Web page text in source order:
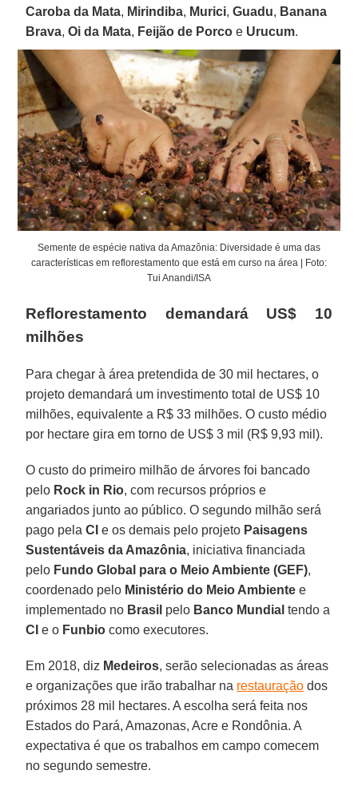
Caroba da Mata, Mirindiba, Murici,Guadu, Banana
Brava,Oi da Mata, Feijão de Porco e Urucum.
Semente de espécie nativa da Amazônia: Diversidade é uma das
características em reflorestamento que está em curso na área | Foto:
Tui Anandi/ISA
Reflorestamento demandará US$ 10
milhões
Para chegar à área pretendida de 30 mil hectares, o
projeto demandará um investimento total de US$ 10
milhões, equivalente a R$ 33 milhões. O custo médio
por hectare gira em torno de US$ 3 mil (R$ 9,93 mil).
O custo do primeiro milhão de árvores foi bancado
pelo Rock in Rio, com recursos próprios e
angariados junto ao público. O segundo milhão será
pago pelaCI e os demais pelo projeto Paisagens
Sustentáveis da Amazônia, iniciativa financiada
pelo Fundo Global para o Meio Ambiente (GEF),
coordenado pelo Ministério do Meio Ambiente e
implementado no Brasil pelo Banco Mundial tendo a
CI e o Funbio como executores.
Em 2018, diz Medeiros, serão selecionadas as áreas
e organizações que irão trabalhar na restauração dos
próximos 28 mil hectares. A escolha será feita nos
Estados do Pará, Amazonas, Acre e Rondônia. A
expectativa é que os trabalhos em campo comecem
no segundo semestre.